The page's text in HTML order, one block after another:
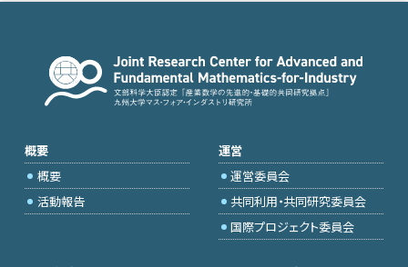
概要
概要
活動報告
運営
運営委員会
共同利用・共同研究委員会
国際プロジェクト委員会